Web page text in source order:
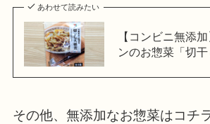
あわせて読みたい
【コンビニ無添
ンのお惣菜「切干
その他、無添加なお惣菜はコチ